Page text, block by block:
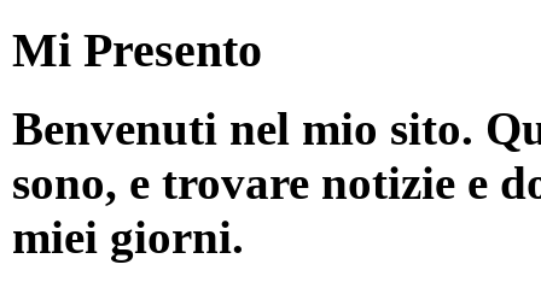
Mi Presento
Benvenuti nel mio sito.
sono, e trovare notizie e
miei giorni.